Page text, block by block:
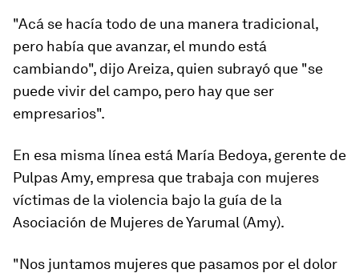
"Acá se hacía todo de una manera tradicional,
pero había que avanzar, el mundo está
cambiando", dijo Areiza, quien subrayó que "se
puede vivir del campo, pero hay que ser
empresarios".
En esa misma línea está María Bedoya, gerente de
Pulpas Amy, empresa que trabaja con mujeres
víctimas de la violencia bajo la guía de la
Asociación de Mujeres de Yarumal (Amy).
"Nos juntamos mujeres que pasamos por el dolor